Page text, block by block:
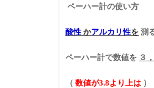
ペーハー計の使い方
酸性 かアルカリ性を 測
ペーハー計で数値を ３
（ 数値が3.8より上は ）